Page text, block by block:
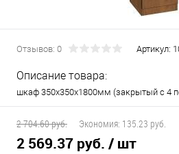
Отзывов: 0 Артикул:
Описание товара:
шкаф 350х350х1800мм (закрытый с 4
2 704.60 руб. Экономия: 135.23 руб.
2 569.37 руб. / шт